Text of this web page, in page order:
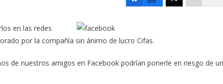
en las redes
por la compañía sin ánimo de lucro Cifas.
de nuestros amigos en Facebook podrían ponerle en riesgo de un